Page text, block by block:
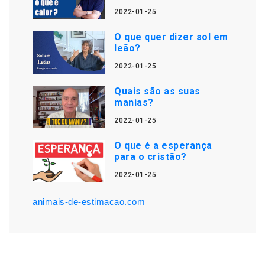
2022-01-25
O que quer dizer sol em
leão?
2022-01-25
Quais são as suas
manias?
2022-01-25
O que é a esperança
para o cristão?
2022-01-25
animais-de-estimacao.com